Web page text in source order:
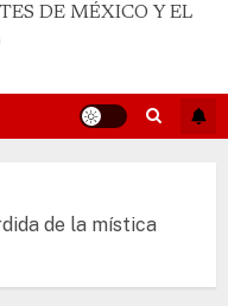
DE MÉXICO Y EL
de la mística